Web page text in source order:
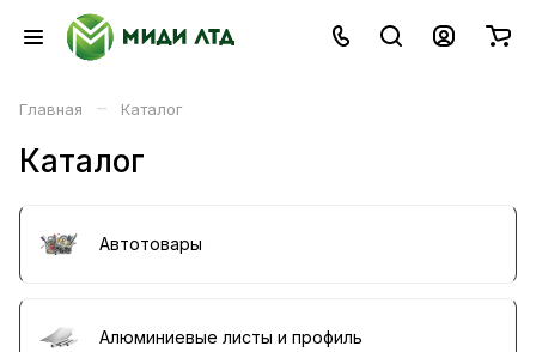
Главная – Каталог
Каталог
Автотовары
Алюминиевые листы и профиль